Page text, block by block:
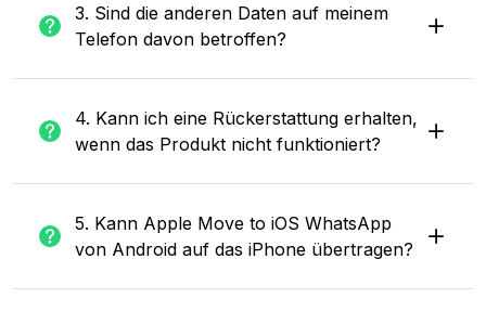
3. Sind die anderen Daten auf meinem
Telefon davon betroffen?
4. Kann ich eine Rückerstattung erhalten,
wenn das Produkt nicht funktioniert?
5. Kann Apple Move to iOS WhatsApp
von Android auf das iPhone übertragen?